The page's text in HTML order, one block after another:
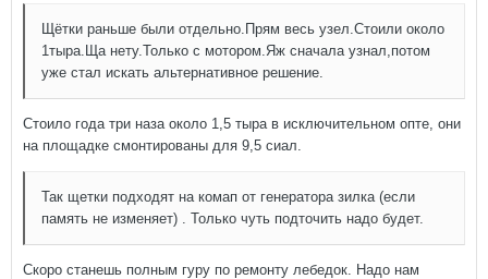
Щётки раньше были отдельно.Прям весь узел.Стоили около
1тыра.Ща нету.Только с мотором.Яж сначала узнал,потом
уже стал искать альтернативное решение.
Стоило года три наза около 1,5 тыра в исключительном опте, они
на площадке смонтированы для 9,5 сиал.
Так щетки подходят на комап от генератора зилка (если
память не изменяет) . Только чуть подточить надо будет.
Скоро станешь полным гуру по ремонту лебедок. Надо нам